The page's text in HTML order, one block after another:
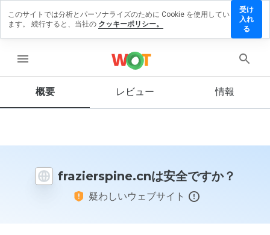
menu
概要 レビュー 情報
frazierspine.cnは安全ですか？
疑わしいウェブサイト
ューを
この
イト
このサイトでは分析とパーソナライズのために Cookie を使用してい
ます。 続行すると、当社の クッキーポリシー。
受け
入れ
る